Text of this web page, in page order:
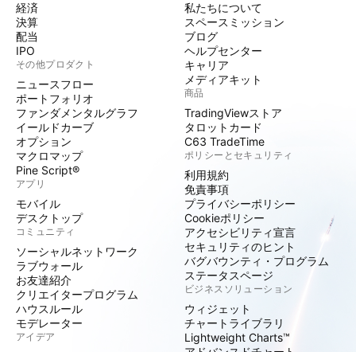
経済
決算
配当
IPO
その他プロダクト
ニュースフロー
ポートフォリオ
ファンダメンタルグラフ
イールドカーブ
オプション
マクロマップ
Pine Script®
アプリ
モバイル
デスクトップ
コミュニティ
ソーシャルネットワーク
ラブウォール
お友達紹介
クリエイタープログラム
ハウスルール
モデレーター
アイデア
私たちについて
スペースミッション
ブログ
ヘルプセンター
キャリア
メディアキット
商品
TradingViewストア
タロットカード
C63 TradeTime
ポリシーとセキュリティ
利用規約
免責事項
プライバシーポリシー
Cookieポリシー
アクセシビリティ宣言
セキュリティのヒント
バグバウンティ・プログラム
ステータスページ
ビジネスソリューション
ウィジェット
チャートライブラリ
Lightweight Charts™